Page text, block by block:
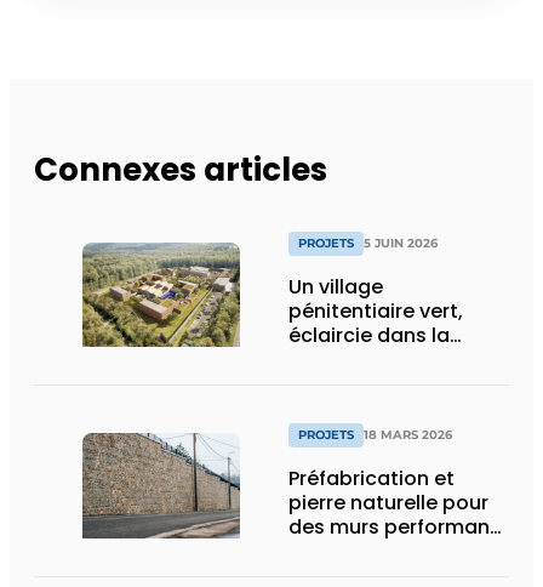
Connexes articles
PROJETS 5 JUIN 2026
Un village
pénitentiaire vert,
éclaircie dans la
PROJETS 18 MARS 2026
Préfabrication et
pierre naturelle pour
des murs performants